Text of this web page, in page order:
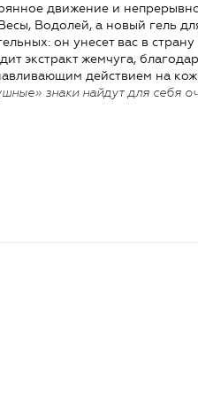
движение и
Водолей, а новый гель
он унесет вас в
экстракт жемчуга,
действием на
знаки найдут для себя